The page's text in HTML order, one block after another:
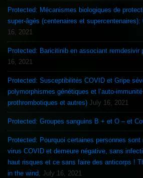
Protected: Mécanismes biologiques de
super-âgés (centenaires et
16, 2021
Protected: Baricitinib en associant remdesivir
16, 2021
Protected: Susceptibilités COVID et Gripe
polymorphismes génétiques et l’auto-
prothrombotiques et autres) July 16, 2021
Protected: Groupes sanguins B + et O – et
Protected: Pourquoi certaines personnes
virus COVID et demeure négative, sans
haut risques et ce sans faire des anticorps !
in the wind. July 16, 2021